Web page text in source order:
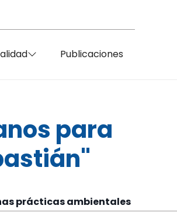
Publicaciones
para
prácticas ambientales